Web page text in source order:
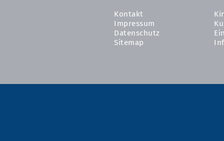
Kontakt
Impressum
Datenschutz
Sitemap